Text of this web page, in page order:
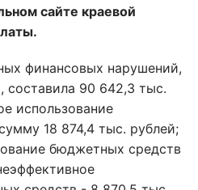
сайте краевой
финансовых нарушений,
90 642,3 тыс.
использование
18 874,4 тыс. рублей;
бюджетных средств